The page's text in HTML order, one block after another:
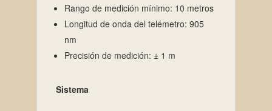
Rango de medición mínimo: 10 metros
Longitud de onda del telémetro: 905
nm
Precisión de medición: ± 1 m
Sistema